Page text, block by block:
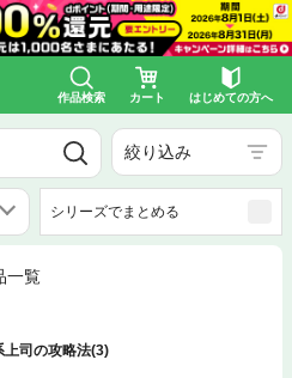
作品検索 カート はじめての方へ
絞り込み
シリーズでまとめる
一覧
上司の攻略法(3)